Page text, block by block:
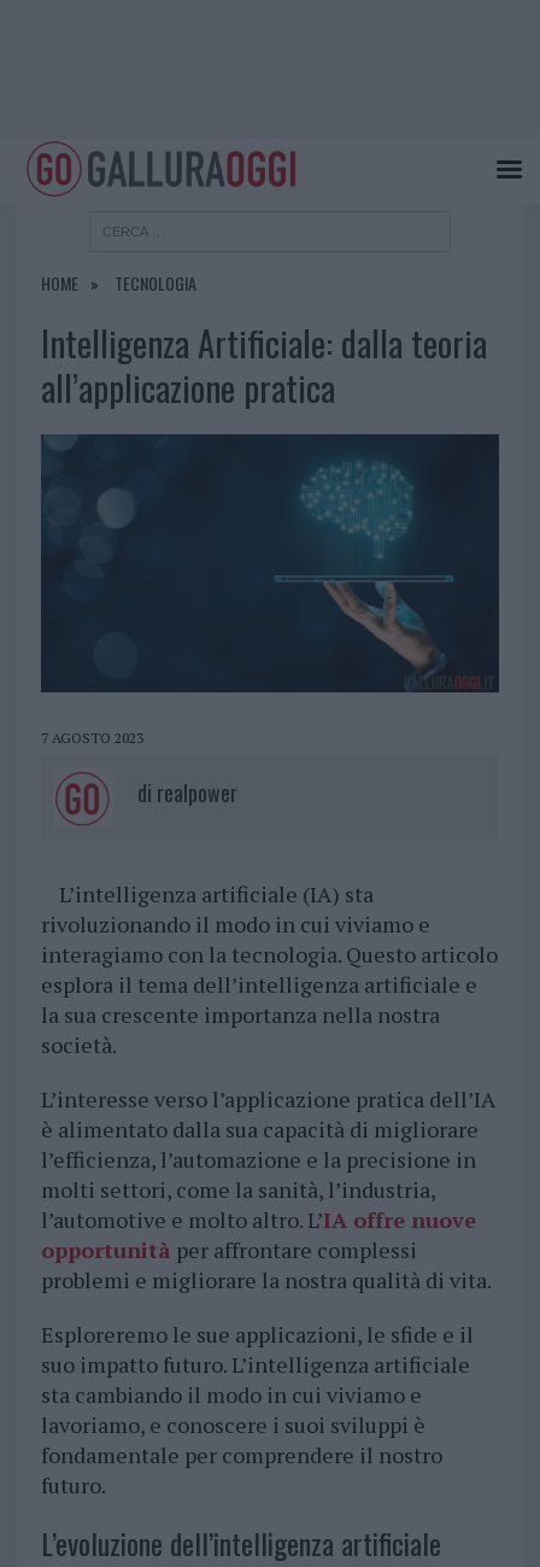
HOME TECNOLOGIA
Intelligenza Artificiale: dalla teoria
all’applicazione pratica
7 AGOSTO 2023
di realpower
L’intelligenza artificiale (IA) sta
rivoluzionando il modo in cui viviamo e
interagiamo con la tecnologia. Questo articolo
esplora il tema dell’intelligenza artificiale e
la sua crescente importanza nella nostra
società.
L’interesse verso l’applicazione pratica dell’IA
è alimentato dalla sua capacità di migliorare
l’efficienza, l’automazione e la precisione in
molti settori, come la sanità, l’industria,
l’automotive e molto altro. L’IA offre nuove
opportunità per affrontare complessi
problemi e migliorare la nostra qualità di vita.
Esploreremo le sue applicazioni, le sfide e il
suo impatto futuro. L’intelligenza artificiale
sta cambiando il modo in cui viviamo e
lavoriamo, e conoscere i suoi sviluppi è
fondamentale per comprendere il nostro
futuro.
L’evoluzione dell’intelligenza artificiale